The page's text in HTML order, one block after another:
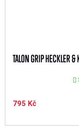
TALON GRIP HECKLER
795 Kč